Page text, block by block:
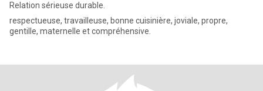
Relation sérieuse durable.
respectueuse, travailleuse, bonne cuisinière, joviale, propre,
gentille, maternelle et compréhensive.